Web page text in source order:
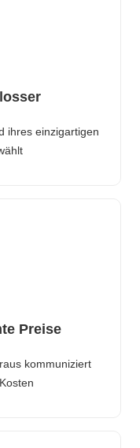
ihres einzigartigen
Preise
kommuniziert